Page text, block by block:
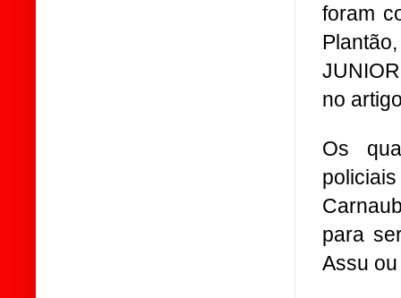
foram
no
Os
para
Assu